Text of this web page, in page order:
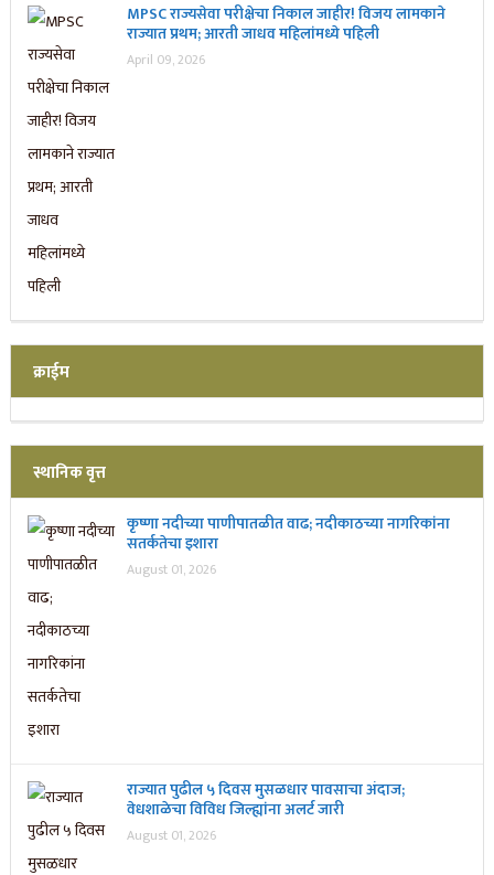
MPSC राज्यसेवा परीक्षेचा निकाल जाहीर! विजय लामकाने
राज्यात प्रथम; आरती जाधव महिलांमध्ये पहिली
April 09, 2026
क्राईम
स्थानिक वृत्त
कृष्णा नदीच्या पाणीपातळीत वाढ; नदीकाठच्या नागरिकांना
सतर्कतेचा इशारा
August 01, 2026
राज्यात पुढील ५ दिवस मुसळधार पावसाचा अंदाज;
वेधशाळेचा विविध जिल्ह्यांना अलर्ट जारी
August 01, 2026